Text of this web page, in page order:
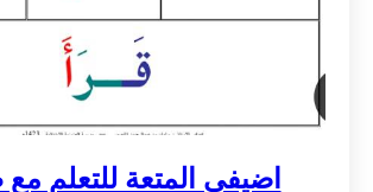
اضيفي المتعة للتعلم